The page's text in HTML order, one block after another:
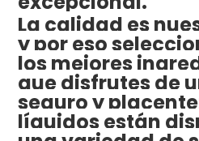
La calidad es
y por eso
los mejores
que disfrutes de
seguro y
líquidos están